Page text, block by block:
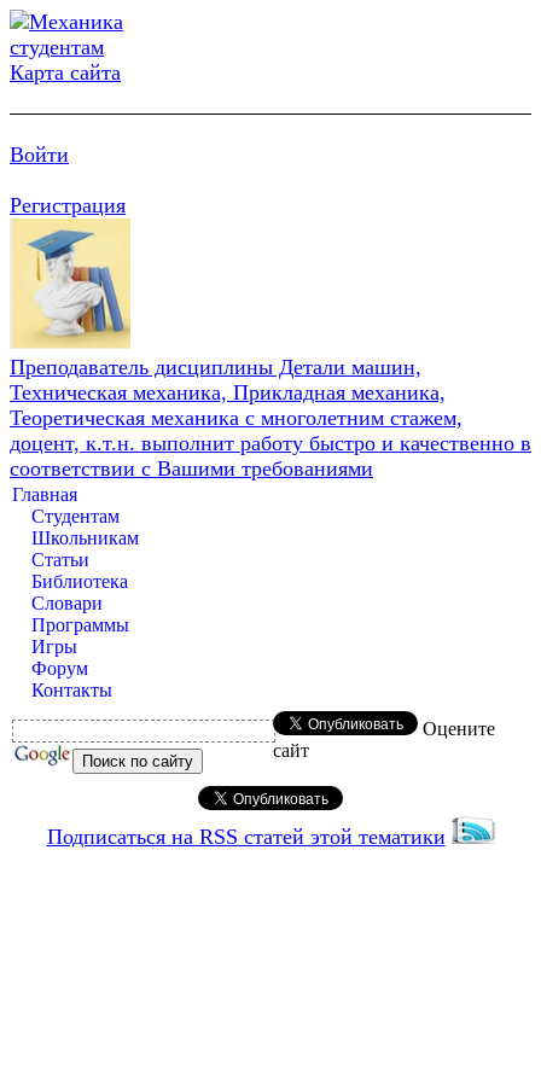
Карта сайта
Войти
Регистрация
Преподаватель дисциплины Детали машин,
Техническая механика, Прикладная механика,
Теоретическая механика с многолетним стажем,
доцент, к.т.н. выполнит работу быстро и качественно в
соответствии с Вашими требованиями
Главная
Студентам
Школьникам
Статьи
Библиотека
Словари
Программы
Игры
Форум
Контакты
Оцените
сайт
Подписаться на RSS статей этой тематики